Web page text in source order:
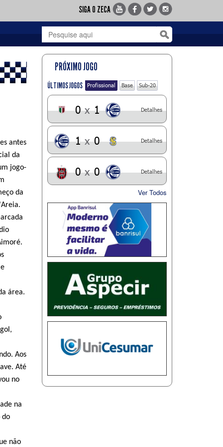
SIGA O ZECA
antes
da
jogo-
da
área.
Aos
Até
no
na
do
não
PRÓXIMO JOGO
ÚLTIMOS JOGOS Profissional Base Sub-20
0 x 1 Detalhes
1 x 0 Detalhes
0 x 0 Detalhes
Ver Todos